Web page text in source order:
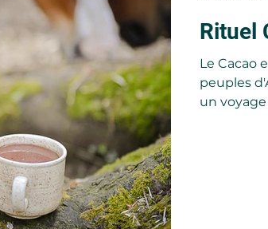
Rituel
Le Cacao
peuples
un